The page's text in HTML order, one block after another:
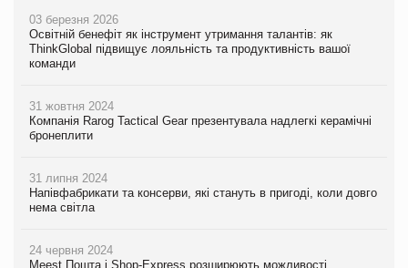
03 березня 2026
Освітній бенефіт як інструмент утримання талантів: як
ThinkGlobal підвищує лояльність та продуктивність вашої
команди
31 жовтня 2024
Компанія Rarog Tactical Gear презентувала надлегкі керамічні
бронеплити
31 липня 2024
Напівфабрикати та консерви, які стануть в пригоді, коли довго
нема світла
24 червня 2024
Meest Пошта і Shop-Express розширюють можливості